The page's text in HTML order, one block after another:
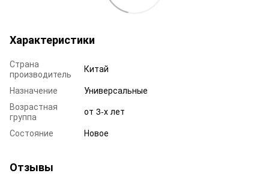
Характеристики
Страна
производитель
Китай
Назначение
Универсальные
Возрастная
группа
от 3-х лет
Состояние
Новое
Отзывы